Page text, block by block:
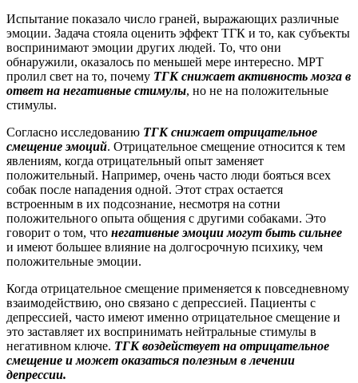
Испытание показало число граней, выражающих различные
эмоции. Задача стояла оценить эффект ТГК и то, как субъекты
воспринимают эмоции других людей. То, что они
обнаружили, оказалось по меньшей мере интересно. МРТ
пролил свет на то, почему ТГК снижает активность мозга в
ответ на негативные стимулы, но не на положительные
стимулы.
Согласно исследованию ТГК снижает отрицательное
смещение эмоций. Отрицательное смещение относится к тем
явлениям, когда отрицательный опыт заменяет
положительный. Например, очень часто люди бояться всех
собак после нападения одной. Этот страх остается
встроенным в их подсознание, несмотря на сотни
положительного опыта общения с другими собаками. Это
говорит о том, что негативные эмоции могут быть сильнее
и имеют большее влияние на долгосрочную психику, чем
положительные эмоции.
Когда отрицательное смещение применяется к повседневному
взаимодействию, оно связано с депрессией. Пациенты с
депрессией, часто имеют именно отрицательное смещение и
это заставляет их воспринимать нейтральные стимулы в
негативном ключе. ТГК воздействует на отрицательное
смещение и может оказаться полезным в лечении
депрессии.